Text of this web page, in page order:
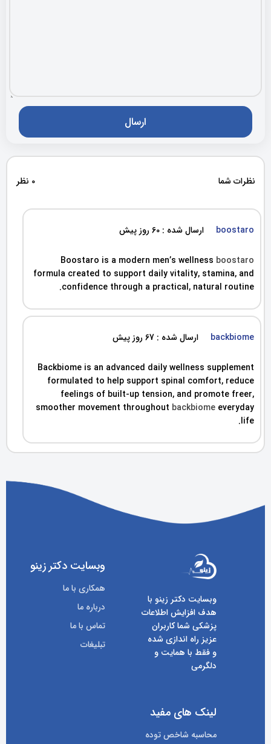
نظرات شما 0 نظر
boostaro ارسال شده : 60 روز پیش
Boostaro is a modern men’s wellness boostaro
formula created to support daily vitality, stamina, and
confidence through a practical, natural routine.
backbiome ارسال شده : 67 روز پیش
Backbiome is an advanced daily wellness supplement
formulated to help support spinal comfort, reduce
feelings of built-up tension, and promote freer,
smoother movement throughout backbiome everyday
life.
وبسایت دکتر زینو با
هدف افزایش اطلاعات
پزشکی شما کاربران
عزیز راه اندازی شده
و فقط با همایت و
دلگرمی
وبسایت دکتر زینو
همکاری با ما
درباره ما
تماس با ما
تبلیغات
لینک های مفید
محاسبه شاخص توده